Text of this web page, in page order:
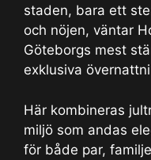
staden, bara ett
och nöjen, väntar
Göteborgs mest
exklusiva
Här kombineras
miljö som andas
för både par,